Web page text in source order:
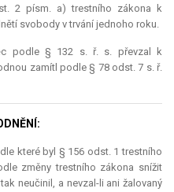
2 písm. a) trestního zákona k
svobody v trvání jednoho roku.
podle § 132 s. ř. s. převzal k
zamítl podle § 78 odst. 7 s. ř.
které byl § 156 odst. 1 trestního
změny trestního zákona snížit
neučinil, a nevzal-li ani žalovaný